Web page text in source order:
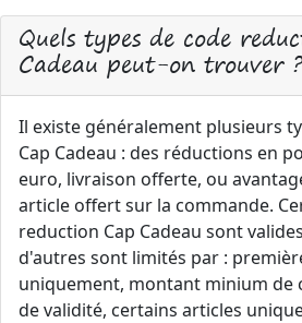
Quels types de code
Cadeau peut-on trouver ?
Il existe généralement plusieurs
Cap Cadeau : des réductions en
euro, livraison offerte, ou
article offert sur la commande.
reduction Cap Cadeau sont
d'autres sont limités par :
uniquement, montant minium de
de validité, certains articles